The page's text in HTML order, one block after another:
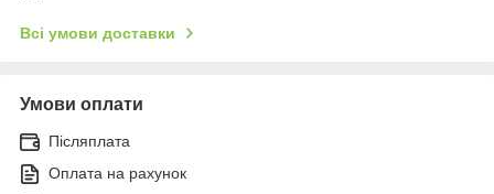
Всі умови доставки
Умови оплати
Післяплата
Оплата на рахунок